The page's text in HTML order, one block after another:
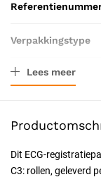
Verpakkingstype
Resorbeerbaar
Lees meer
Dit ECG-
C3: rollen, geleverd